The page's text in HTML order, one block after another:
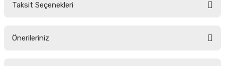
Taksit Seçenekleri
Önerileriniz